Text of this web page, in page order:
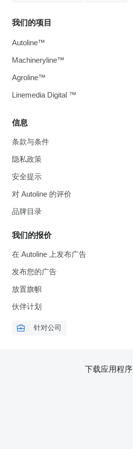
信息
条款与条件
隐私政策
安全提示
对 Autoline 的评价
品牌目录
我们的报价
在 Autoline 上发布广告
发布您的广告
放置旗帜
伙伴计划
针对公司
我们的项目
Autoline™
Machineryline™
Agroline™
Linemedia Digital ™
下载应用程序